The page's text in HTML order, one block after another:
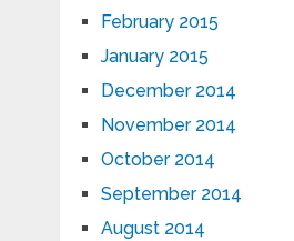
February 2015
January 2015
December 2014
November 2014
October 2014
September 2014
August 2014